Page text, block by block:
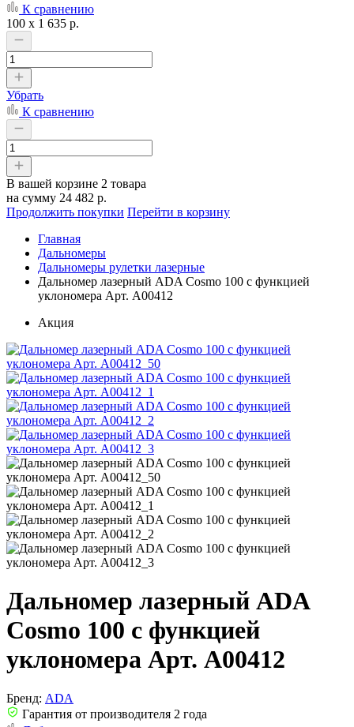
К сравнению
100 x 1 635 р.
Убрать
К сравнению
В вашей корзине 2 товара
на сумму 24 482 р.
Продолжить покупки Перейти в корзину
Главная
Дальномеры
Дальномеры рулетки лазерные
Дальномер лазерный ADA Cosmo 100 с функцией
уклономера Арт. А00412
Акция
Дальномер лазерный ADA
Cosmo 100 с функцией
уклономера Арт. А00412
Бренд: ADA
Гарантия от производителя 2 года